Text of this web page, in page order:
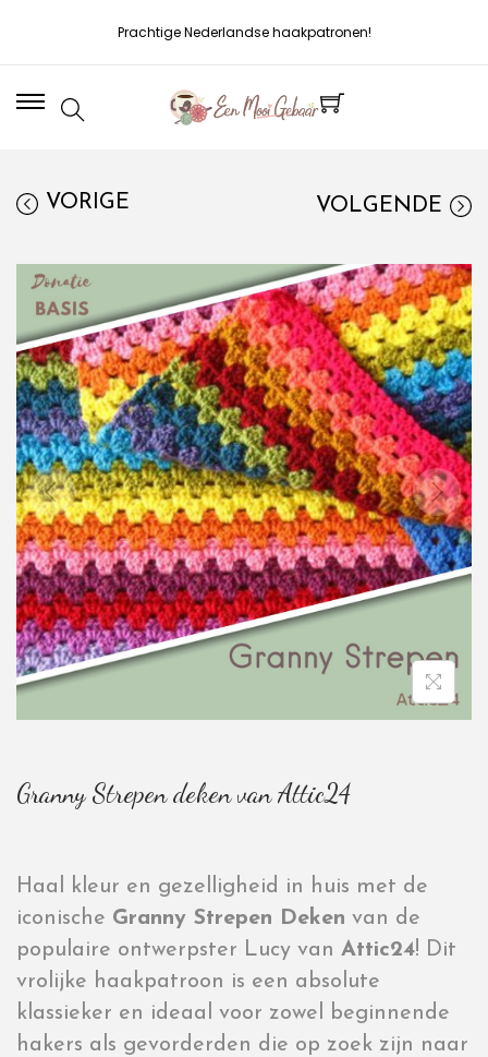
Prachtige Nederlandse haakpatronen!
VORIGE VOLGENDE
Granny Strepen deken van Attic24
Haal kleur en gezelligheid in huis met de
iconische Granny Strepen Deken van de
populaire ontwerpster Lucy van Attic24! Dit
vrolijke haakpatroon is een absolute
klassieker en ideaal voor zowel beginnende
hakers als gevorderden die op zoek zijn naar